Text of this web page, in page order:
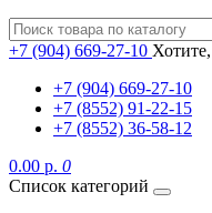
+7 (904) 669-27-10
+7 (904) 669-27-10
+7 (8552) 91-22-15
+7 (8552) 36-58-12
0.00 р. 0
Список категорий